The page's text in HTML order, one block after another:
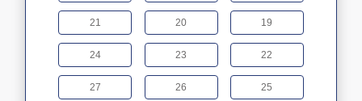
19
20
21
22
23
24
25
26
27